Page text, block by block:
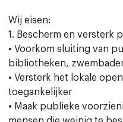
Wij eisen:
1. Bescherm en versterk
• Voorkom sluiting van
bibliotheken,
• Versterk het lokale
toegankelijker
• Maak publieke